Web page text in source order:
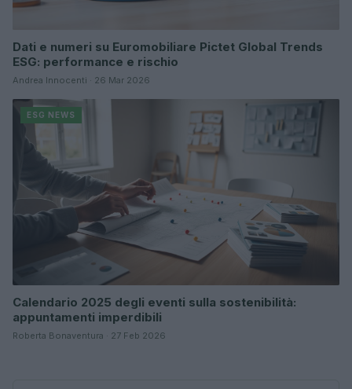
Dati e numeri su Euromobiliare Pictet Global Trends
ESG: performance e rischio
Andrea Innocenti · 26 Mar 2026
ESG NEWS
Calendario 2025 degli eventi sulla sostenibilità:
appuntamenti imperdibili
Roberta Bonaventura · 27 Feb 2026